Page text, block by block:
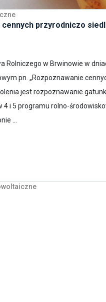
cennych przyrodniczo
Rolniczego w Brwinowie w
pn. „Rozpoznawanie
jest rozpoznawanie
4 i 5 programu rolno-
...